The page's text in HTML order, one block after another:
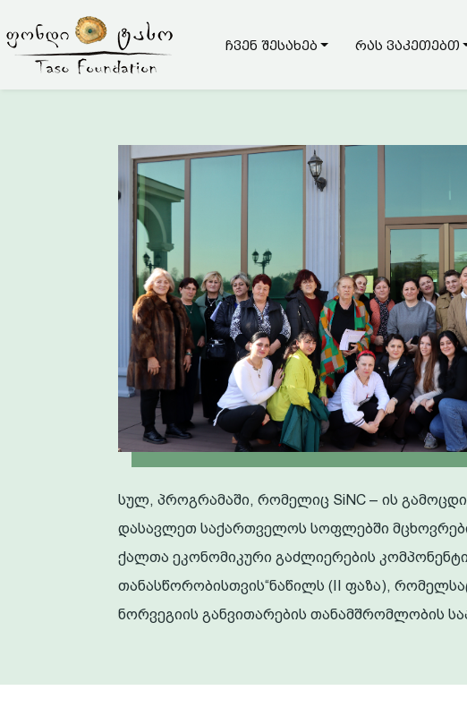
ჩვენ შესახებ რას ვაკეთებთ
სულ, პროგრამაში, რომელიც SiNC – ის
დასავლეთ საქართველოს სოფლებში
ქალთა ეკონომიკური გაძლიერების
თანასწორობისთვის“ნაწილს (II ფაზა),
ნორვეგიის განვითარების თანამშრომლობის